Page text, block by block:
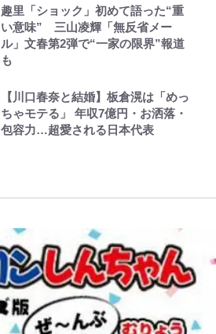
趣里「ショック」初めて語った“重
い意味” 三山凌輝「無反省メー
ル」文春第2弾で“一家の限界”報道
も
【川口春奈と結婚】板倉滉は「めっ
ちゃモテる」 年収7億円・お洒落・
包容力…超愛される日本代表
｢モデルやってる｣｢かっけぇ｣三笘
薫がブライトン新ユニのモデルで完
全復活！“King”の帰還に｢チームか
て…｣
W杯クオーター制への大反発か、
3月の会長選】(3)
アユは「怒らせて掛ける」魚だっ
た！ ルアーを追わせて釣りあげる
「アユイング」のオリジナリティ＆
【自転車】「若いときは登れたんだ
けど……」 グラベルバイクで暑さ
気付くまで 第56話(1)
公式-転生したら平民でした。~生活
します~ 第37話(2)
FRUITS ZIPPER鎮西寿々歌が語る
『天才てれびくん』時代の学びと
22歳でアイドルの道を切り拓いた
「人生最大の決断」
誹謗中傷も「『そうせざるを得ない
事情』がある」…山尾志桜里が
SNSのバッシングにも向き合う理
「BOSS×ポケモン30周年」第2弾
コラボ実施！ 新商品「歴戦の微
糖」や図鑑缶登場にファン歓喜「見
つけたら即購入！」
南や和也だけじゃない！『タッチ』
上杉達也の才能を「いち早く見出し
た人物たち」
とうちゃんが出世するゾ
レビュー『仮面家族』悠木シュン・